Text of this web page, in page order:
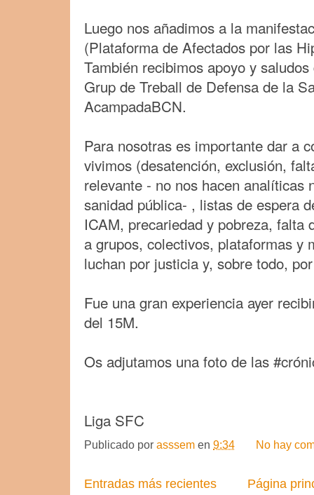
Luego nos añadimos a la
(Plataforma de Afectados por las
También recibimos apoyo y
Grup de Treball de Defensa de la
AcampadaBCN.
Para nosotras es importante dar a
vivimos (desatención, exclusión,
relevante - no nos hacen analíticas
sanidad pública- , listas de espera
ICAM, precariedad y pobreza, falta
a grupos, colectivos, plataformas y
luchan por justicia y, sobre todo,
Fue una gran experiencia ayer
del 15M.
Os adjutamos una foto de las
Liga SFC
Publicado por asssem en 9:34 No hay
Entradas más recientes Página